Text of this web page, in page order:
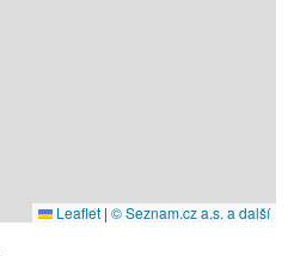
Leaflet | © Seznam.cz a.s. a další